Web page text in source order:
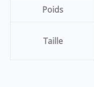
Poids
Taille